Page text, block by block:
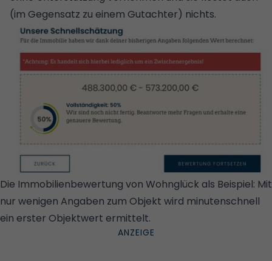
(im Gegensatz zu einem Gutachter) nichts.
Die Immobilienbewertung von Wohnglück als Beispiel: Mit
nur wenigen Angaben zum Objekt wird minutenschnell
ein erster Objektwert ermittelt.